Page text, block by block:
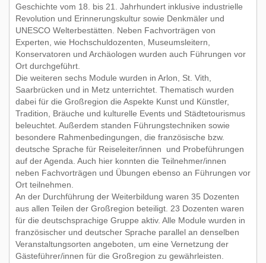
Geschichte vom 18. bis 21. Jahrhundert inklusive industrielle
Revolution und Erinnerungskultur sowie Denkmäler und
UNESCO Welterbestätten. Neben Fachvorträgen von
Experten, wie Hochschuldozenten, Museumsleitern,
Konservatoren und Archäologen wurden auch Führungen vor
Ort durchgeführt.
Die weiteren sechs Module wurden in Arlon, St. Vith,
Saarbrücken und in Metz unterrichtet. Thematisch wurden
dabei für die Großregion die Aspekte Kunst und Künstler,
Tradition, Bräuche und kulturelle Events und Städtetourismus
beleuchtet. Außerdem standen Führungstechniken sowie
besondere Rahmenbedingungen, die französische bzw.
deutsche Sprache für Reiseleiter/innen und Probeführungen
auf der Agenda. Auch hier konnten die Teilnehmer/innen
neben Fachvorträgen und Übungen ebenso an Führungen vor
Ort teilnehmen.
An der Durchführung der Weiterbildung waren 35 Dozenten
aus allen Teilen der Großregion beteiligt. 23 Dozenten waren
für die deutschsprachige Gruppe aktiv. Alle Module wurden in
französischer und deutscher Sprache parallel an denselben
Veranstaltungsorten angeboten, um eine Vernetzung der
Gästeführer/innen für die Großregion zu gewährleisten.